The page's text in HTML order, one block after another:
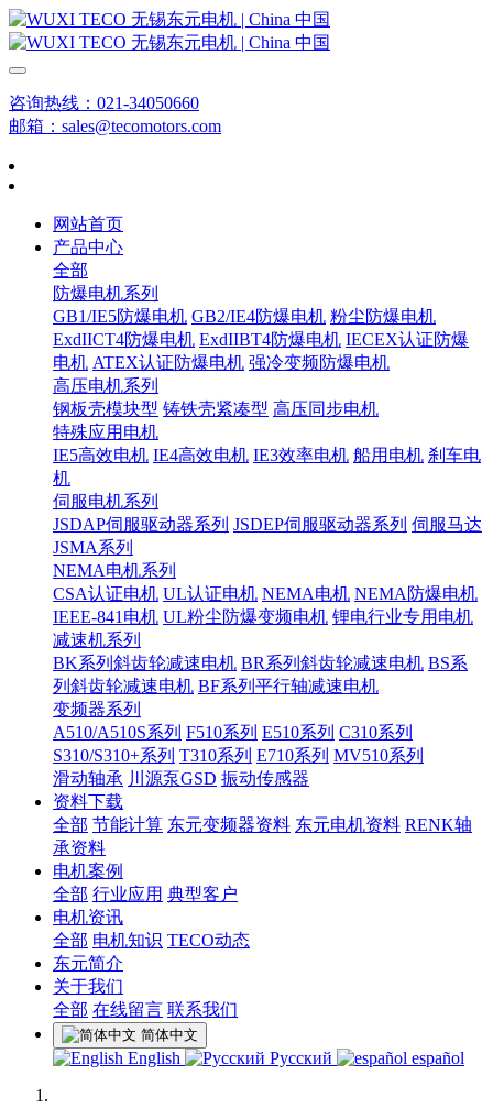
咨询热线：021-34050660
邮箱：sales@tecomotors.com
网站首页
产品中心
全部
防爆电机系列
GB1/IE5防爆电机 GB2/IE4防爆电机 粉尘防爆电机
ExdIICT4防爆电机 ExdIIBT4防爆电机 IECEX认证防爆
电机 ATEX认证防爆电机 强冷变频防爆电机
高压电机系列
钢板壳模块型 铸铁壳紧凑型 高压同步电机
特殊应用电机
IE5高效电机 IE4高效电机 IE3效率电机 船用电机 刹车电
机
伺服电机系列
JSDAP伺服驱动器系列 JSDEP伺服驱动器系列 伺服马达
JSMA系列
NEMA电机系列
CSA认证电机 UL认证电机 NEMA电机 NEMA防爆电机
IEEE-841电机 UL粉尘防爆变频电机 锂电行业专用电机
减速机系列
BK系列斜齿轮减速电机 BR系列斜齿轮减速电机 BS系
列斜齿轮减速电机 BF系列平行轴减速电机
变频器系列
A510/A510S系列 F510系列 E510系列 C310系列
S310/S310+系列 T310系列 E710系列 MV510系列
滑动轴承 川源泵GSD 振动传感器
资料下载
全部 节能计算 东元变频器资料 东元电机资料 RENK轴
承资料
电机案例
全部 行业应用 典型客户
电机资讯
全部 电机知识 TECO动态
东元简介
关于我们
全部 在线留言 联系我们
简体中文
English Русский español